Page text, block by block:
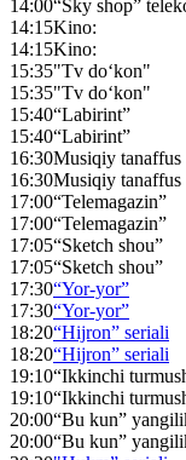
14:00“Sky shop”
14:15Kino:
14:15Kino:
15:35"Tv do‘kon"
15:35"Tv do‘kon"
15:40“Labirint”
15:40“Labirint”
16:30Musiqiy tanaffus
16:30Musiqiy tanaffus
17:00“Telemagazin”
17:00“Telemagazin”
17:05“Sketch shou”
17:05“Sketch shou”
17:30“Yor-yor”
17:30“Yor-yor”
18:20“Hijron” seriali
18:20“Hijron” seriali
19:10“Ikkinchi
19:10“Ikkinchi
20:00“Bu kun”
20:00“Bu kun”